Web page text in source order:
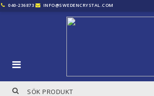
040-236873 INFO@SWEDENCRYSTAL.COM